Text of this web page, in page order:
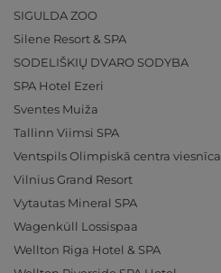
SIGULDA ZOO
Silene Resort & SPA
SODELIŠKIŲ DVARO SODYBA
SPA Hotel Ezeri
Sventes Muiža
Tallinn Viimsi SPA
Ventspils Olimpiskā centra viesnīca
Vilnius Grand Resort
Vytautas Mineral SPA
Wagenküll Lossispaa
Wellton Riga Hotel & SPA